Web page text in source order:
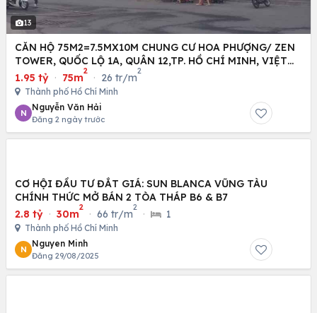
13
CĂN HỘ 75M2=7.5MX10M CHUNG CƯ HOA PHƯỢNG/ ZEN
TOWER, QUỐC LỘ 1A, QUÂN 12,TP. HỒ CHÍ MINH, VIỆT
NAM
1.95 tỷ · 75m
2
· 26 tr/m
2
Thành phố Hồ Chí Minh
N
Nguyễn Văn Hải
Đăng 2 ngày trước
CƠ HỘI ĐẦU TƯ ĐẮT GIÁ: SUN BLANCA VŨNG TÀU
CHÍNH THỨC MỞ BÁN 2 TÒA THÁP B6 & B7
2.8 tỷ · 30m
2
· 66 tr/m
2
· 1
Thành phố Hồ Chí Minh
N
Nguyen Minh
Đăng 29/08/2025